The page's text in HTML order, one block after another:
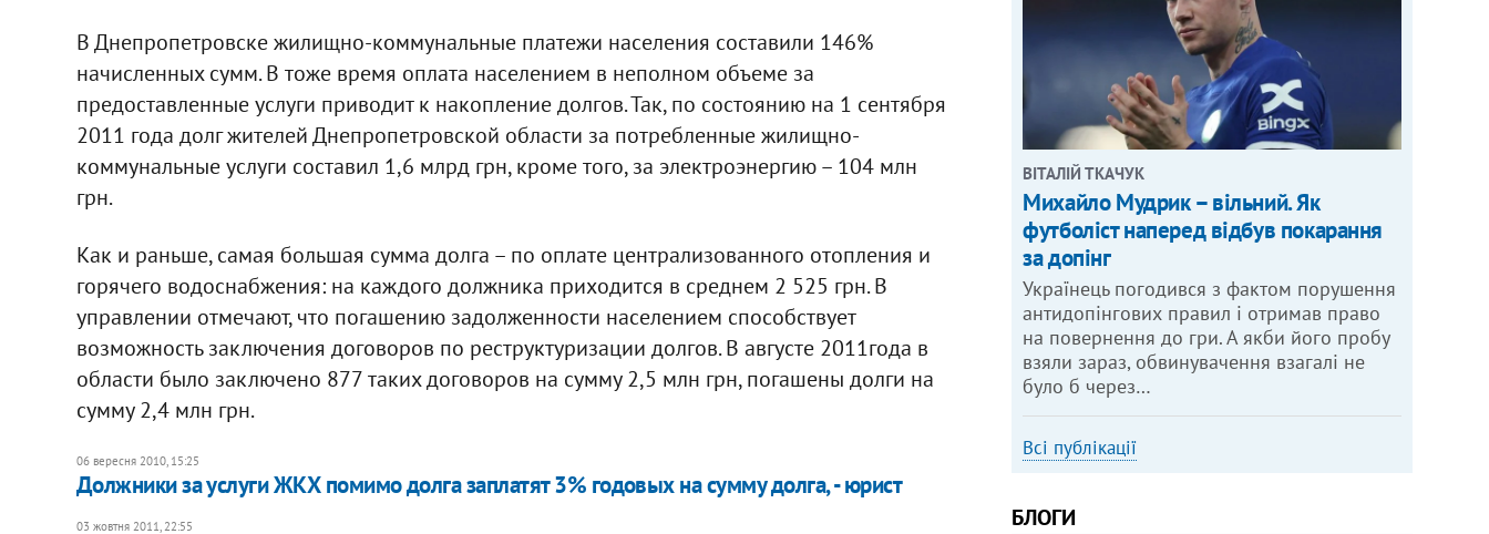
В Днепропетровске жилищно-коммунальные платежи населения составили 146%
начисленных сумм. В тоже время оплата населением в неполном объеме за
предоставленные услуги приводит к накопление долгов. Так, по состоянию на 1 сентября
2011 года долг жителей Днепропетровской области за потребленные жилищно-
коммунальные услуги составил 1,6 млрд грн, кроме того, за электроэнергию – 104 млн
грн.
Как и раньше, самая большая сумма долга – по оплате централизованного отопления и
горячего водоснабжения: на каждого должника приходится в среднем 2 525 грн. В
управлении отмечают, что погашению задолженности населением способствует
возможность заключения договоров по реструктуризации долгов. В августе 2011года в
области было заключено 877 таких договоров на сумму 2,5 млн грн, погашены долги на
сумму 2,4 млн грн.
06 вересня 2010, 15:25
Должники за услуги ЖКХ помимо долга заплатят 3% годовых на сумму долга, - юрист
03 жовтня 2011, 22:55
ВІТАЛІЙ ТКАЧУК
Михайло Мудрик – вільний. Як
футболіст наперед відбув покарання
за допінг
Українець погодився з фактом порушення
антидопінгових правил і отримав право
на повернення до гри. А якби його пробу
взяли зараз, обвинувачення взагалі не
було б через…
Всі публікації
БЛОГИ